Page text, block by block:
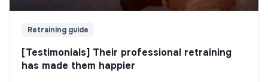
Retraining guide
[Testimonials] Their professional retraining
has made them happier